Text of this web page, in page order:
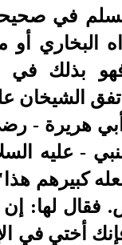
في
البخاري أو
بذلك في
الشيخان
هريرة -
- عليه
كبيرهم
لها: إن
أختي في